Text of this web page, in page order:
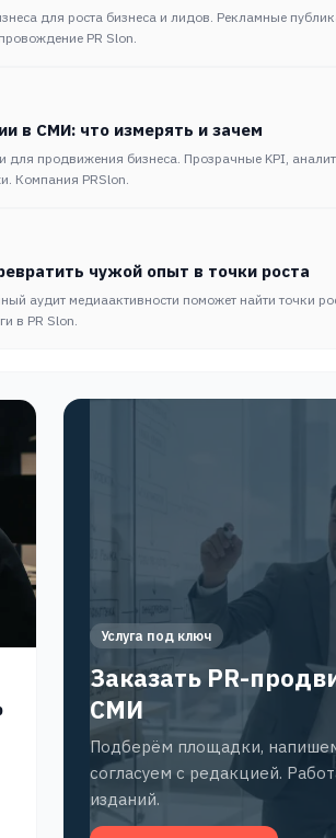
для роста бизнеса и лидов. Рекламные
PR Slon.
в СМИ: что измерять и зачем
для продвижения бизнеса. Прозрачные KPI,
Компания PRSlon.
чужой опыт в точки роста
аудит медиаактивности поможет найти точки
в PR Slon.
Услуга под ключ
Заказать PR-
СМИ
Подберём площадки,
согласуем с редакцией.
изданий.